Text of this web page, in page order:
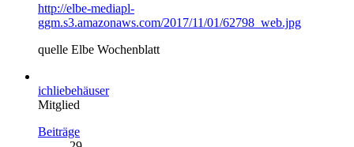
http://elbe-mediapl-
ggm.s3.amazonaws.com/2017/11/01/62798_web.jpg
quelle Elbe Wochenblatt
ichliebehäuser
Mitglied
Beiträge